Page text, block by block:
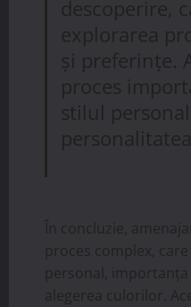
descoperire,
explorarea
și preferințe.
proces
stilul
În concluzie,
proces complex,
personal,
alegerea culorilor.